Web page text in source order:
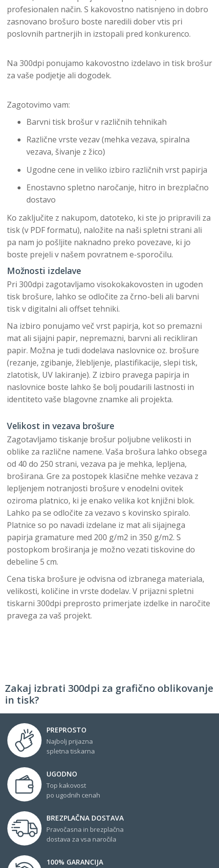
profesionalen način. S kakovostno natisnjeno in dobro
zasnovano brošuro boste naredili dober vtis pri
poslovnih partnerjih in izstopali pred konkurenco.
Na 300dpi ponujamo kakovostno izdelavo in tisk brošur
za vaše podjetje ali dogodek.
Zagotovimo vam:
Barvni tisk brošur v različnih tehnikah
Različne vrste vezav (mehka vezava, spiralna
vezava, šivanje z žico)
Ugodne cene in veliko izbiro različnih vrst papirja
Enostavno spletno naročanje, hitro in brezplačno
dostavo
Ko zaključite z nakupom, datoteko, ki ste jo pripravili za
tisk (v PDF formatu), naložite na naši spletni strani ali
pa nam jo pošljite naknadno preko povezave, ki jo
boste prejeli v našem povratnem e-sporočilu.
Možnosti izdelave
Pri 300dpi zagotavljamo visokokakovosten in ugoden
tisk brošure, lahko se odločite za črno-beli ali barvni
tisk v digitalni ali offset tehniki.
Na izbiro ponujamo več vrst papirja, kot so premazni
mat ali sijajni papir, nepremazni, barvni ali recikliran
papir. Možna je tudi dodelava naslovnice oz. brošure
(rezanje, zgibanje, žlebljenje, plastifikacije, slepi tisk,
zlatotisk, UV lakiranje). Z izbiro pravega papirja in
naslovnice boste lahko še bolj poudarili lastnosti in
identiteto vaše blagovne znamke ali projekta.
Velikost in vezava brošure
Zagotavljamo tiskanje brošur poljubne velikosti in
oblike za različne namene. Vaša brošura lahko obsega
od 40 do 250 strani, vezava pa je mehka, lepljena,
broširana. Gre za postopek klasične mehke vezava z
lepljenjem notranjosti brošure v enodelni ovitek
oziroma platnico, ki je enako velika kot knjižni blok.
Lahko pa se odločite za vezavo s kovinsko spiralo.
Platnice so po navadi izdelane iz mat ali sijajnega
papirja gramature med 200 g/m2 in 350 g/m2. S
postopkom broširanja je možno vezati tiskovine do
debeline 5 cm.
Cena tiska brošure je odvisna od izbranega materiala,
velikosti, količine in vrste dodelav. V prijazni spletni
tiskarni 300dpi preprosto primerjate izdelke in naročite
pravega za vaš projekt.
Zakaj izbrati 300dpi za grafično oblikovanje
in tisk?
PREPROSTO
Najbolj prijazna
spletna tiskarna
UGODNO
Top kakovost
po ugodnih cenah
BREZPLAČNA DOSTAVA
Pravočasna in brezplačna
dostava za vsa naročila
100% GARANCIJA